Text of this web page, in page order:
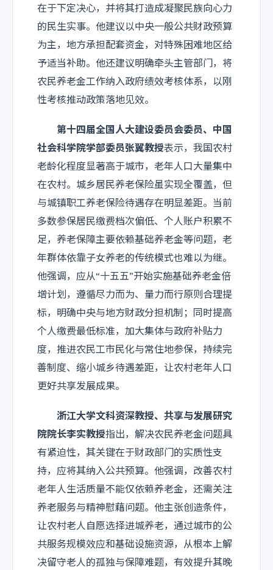
在于下定决心，并将其打造成凝聚民族向心力
的民生实事。他建议以中央一般公共财政预算
为主，地方承担配套资金，对特殊困难地区给
予适当补助。他还建议明确牵头主管部门，将
农民养老金工作纳入政府绩效考核体系，以刚
性考核推动政策落地见效。
第十四届全国人大建设委员会委员、中国
社会科学院学部委员张翼教授表示，我国农村
老龄化程度显著高于城市，老年人口大量集中
在农村。城乡居民养老保险虽实现全覆盖，但
与城镇职工养老保险待遇存在明显差距。当前
多数参保居民缴费档次偏低、个人账户积累不
足，养老保障主要依赖基础养老金等问题，老
年群体依靠子女养老的传统模式也难以为继。
他强调，应从“十五五”开始实施基础养老金倍
增计划，遵循尽力而为、量力而行原则合理提
标，明确中央与地方财政分担机制；同时提高
个人缴费最低标准，加大集体与政府补贴力
度，推进农民工市民化与常住地参保，持续完
善制度、缩小城乡待遇差距，让农村老年人口
更好共享发展成果。
浙江大学文科资深教授、共享与发展研究
院院长李实教授指出，解决农民养老金问题具
有紧迫性，其关键在于财政部门的实质性支
持，应将其纳入公共预算。他强调，改善农村
老年人生活质量不能仅依赖养老金，还需关注
养老服务与精神慰藉问题。他主张创造条件，
让农村老人自愿选择进城养老，通过城市的公
共服务规模效应和基础设施资源，从根本上解
决留守老人的孤独与保障难题，有效提升其晚